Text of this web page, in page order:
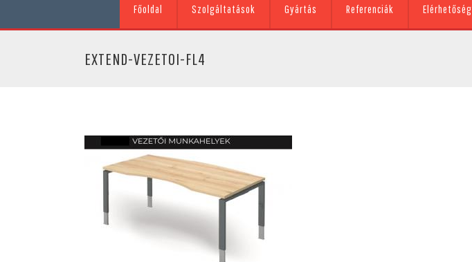
Főoldal Szolgáltatások Gyártás Referenciák Elérhetőség
EXTEND-VEZETOI-FL4